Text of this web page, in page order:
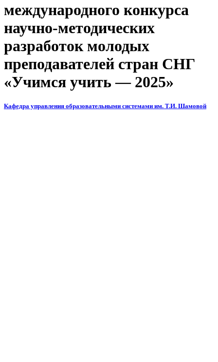
международного конкурса
научно-методических
разработок молодых
преподавателей стран СНГ
«Учимся учить — 2025»
Кафедра управления образовательными системами им. Т.И. Шамовой